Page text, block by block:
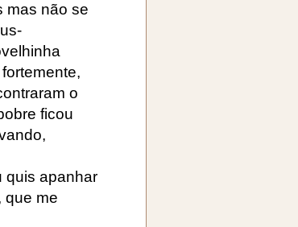
mas não se
o
ficou
quis apanhar
que me